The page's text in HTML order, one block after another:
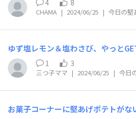
品開発する機会を増やしたいと思い
所」を開設しました！ これまでも共創商品として沢山の
新しい味を応援部のみなさまと開発
で、より応援部のみなさまに愛され
売していきたいと思っています。ぜ
研究所を盛り上げてくださると嬉しいです。
き1つ目の企画は、2025年初夏に発
イデア募集です！ 今回のテーマは、
です🍺 ビールのコクや苦みに合わせ
4 8
CHAMA | 2024/06/25 | 今日の堅
ゆず塩レモン＆塩わさび、やっと
1 3
三つ子ママ | 2024/06/25 | 今日
お菓子コーナーに堅あげポテトがな